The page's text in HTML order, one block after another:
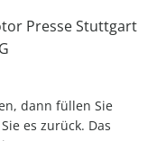
Presse Stuttgart
dann füllen Sie
es zurück. Das